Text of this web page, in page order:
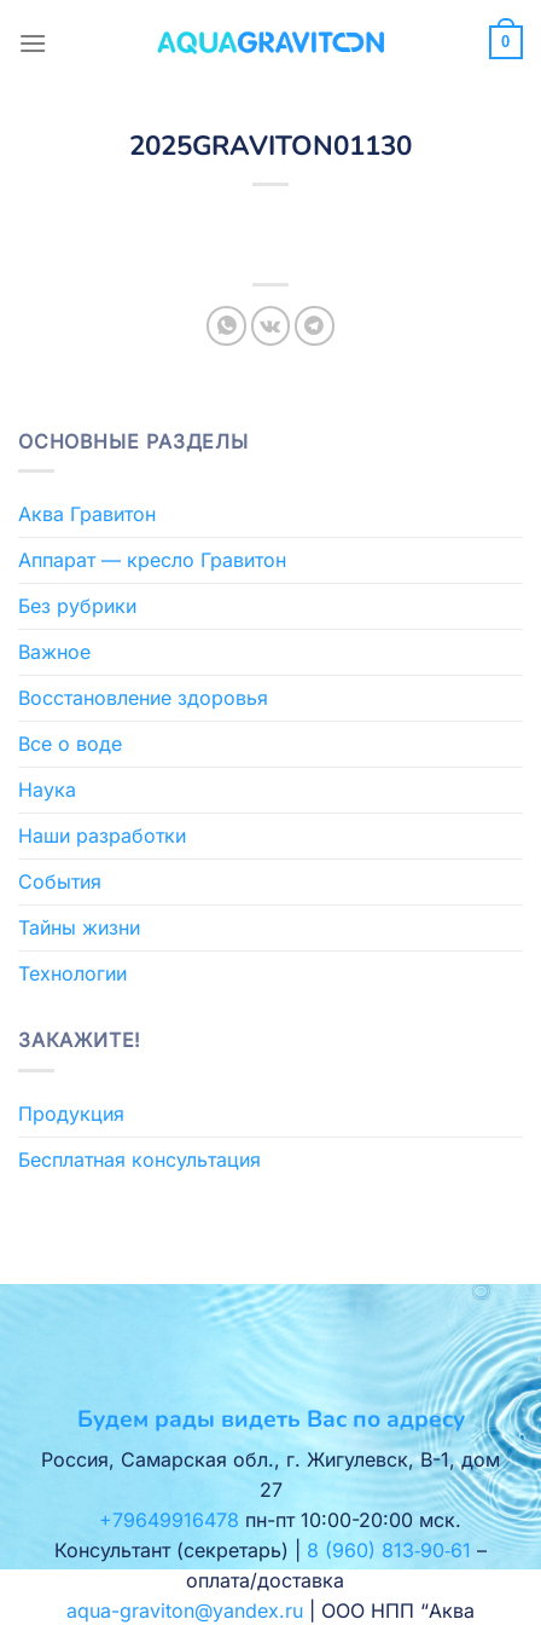
0
2025GRAVITON01130
ОСНОВНЫЕ РАЗДЕЛЫ
Аква Гравитон
Аппарат — кресло Гравитон
Без рубрики
Важное
Восстановление здоровья
Все о воде
Наука
Наши разработки
События
Тайны жизни
Технологии
ЗАКАЖИТЕ!
Продукция
Бесплатная консультация
Будем рады видеть Вас по адресу
Россия, Самарская обл., г. Жигулевск, В-1, дом
27
+79649916478 пн-пт 10:00-20:00 мск.
Консультант (секретарь) | 8 (960) 813‑90‑61 –
оплата/доставка
aqua-graviton@yandex.ru | ООО НПП “Аква